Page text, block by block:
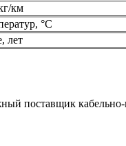
км
°C
лет
поставщик